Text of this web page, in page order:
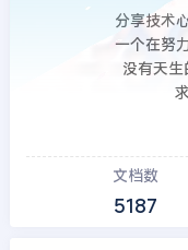
分享技术
一个在努
没有天
文档数
5187